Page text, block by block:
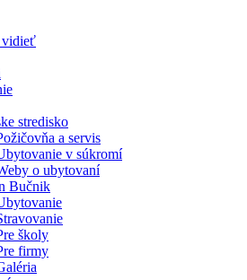
vidieť
stredisko
a servis
v súkromí
o ubytovaní
Bučnik
školy
firmy